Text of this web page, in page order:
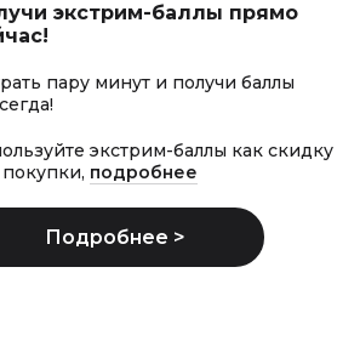
экстрим-баллы прямо
пару минут и получи баллы
экстрим-баллы как скидку
подробнее